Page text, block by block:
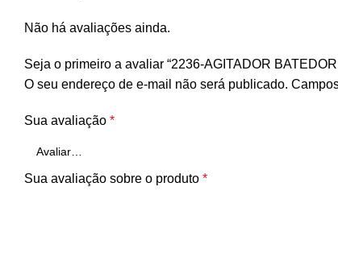
Não há avaliações ainda.
Seja o primeiro a avaliar “2236-AGITADOR
O seu endereço de e-mail não será publicado.
Sua avaliação *
Sua avaliação sobre o produto *